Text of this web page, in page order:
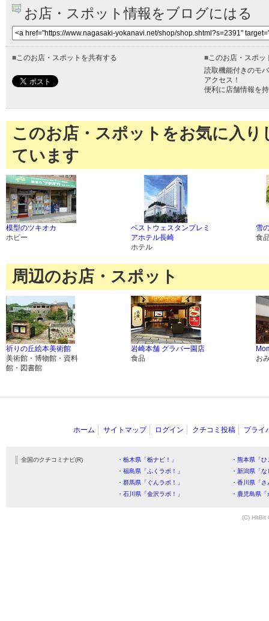
お店・スポット情報をブログにはる
■このお店・スポットを共有する ■このお店・スポッ
読取機能付きのモ
アクセス！
便利に店舗情報を
このお店・スポットをお気に入
ています
模型のツキオカ
ホビー
ベストウェスタンプレミ
アホテル長崎
ホテル
雪
食
周辺のお店・スポット
祈りの丘絵本美術館
美術館・博物館・資料
館・図書館
岩崎本舗 グラバー園店
食品
お
ホーム サイトマップ ログイン クチコミ投稿 プライ
全国のクチコミナビ(R) ・栃木県「栃ナビ！」
・熊本県「
・福島県「ふくラボ！」
・新潟県「
・群馬県「ぐんラボ！」
・香川県「
・石川県「金沢ラボ！」
・鹿児島県
(C) HitBit